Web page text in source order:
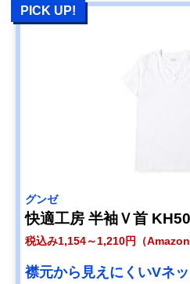
PICK UP!
グンゼ
快適工房 半袖Ｖ首
税込み1,154～1,210円（Amazon
襟元から見えにくいVネ